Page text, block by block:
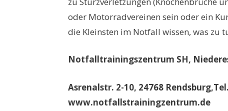
oder Motorradvereinen sein oder ein
die Kleinsten im Notfall wissen, was zu
Notfalltrainingszentrum SH,
Asrenalstr. 2-10, 24768
www.notfallstrainingzentrum.de